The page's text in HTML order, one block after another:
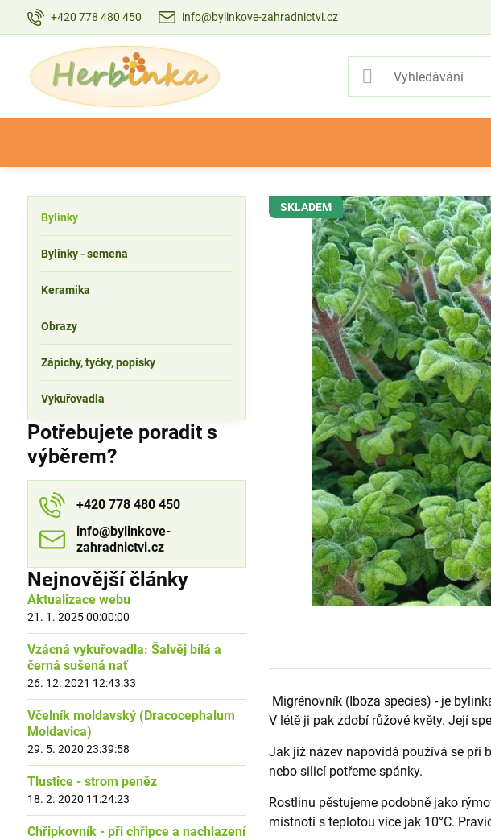
+420 778 480 450 info@bylinkove-zahradnictvi.cz
SKLADEM
Migrénovník (Iboza species) - je
V létě ji pak zdobí růžové květy. Její
Jak již název napovídá používá se při
nebo silicí potřeme spánky.
Rostlinu pěstujeme podobně jako
místnoti s teplotou více jak 10°C.
Bylinky
Bylinky - semena
Keramika
Obrazy
Zápichy, tyčky, popisky
Vykuřovadla
Potřebujete poradit s
výběrem?
+420 778 480 450
info​​@bylinkove-
zahradnictvi​​.cz
Nejnovější články
Aktualizace webu
21. 1. 2025 00:00:00
Vzácná vykuřovadla: Šalvěj bílá a
černá sušená nať
26. 12. 2021 12:43:33
Včelník moldavský (Dracocephalum
Moldavica)
29. 5. 2020 23:39:58
Tlustice - strom peněz
18. 2. 2020 11:24:23
Chřipkovník - při chřipce a nachlazení